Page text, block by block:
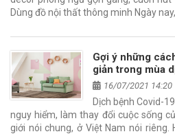
Dùng đồ nội thất thông minh Ngày
Gợi ý những
giản trong mùa
16/07/2021 14:20
Dịch bệnh Covid-
nguy hiểm, làm thay đổi cuộc sống
giới nói chung, ở Việt Nam nói riêng.